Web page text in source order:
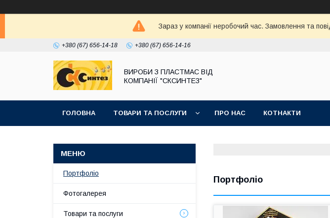
Зараз у компанії неробочий час. Замовлення та
+380 (67) 656-14-18 +380 (67) 656-14-16
ВИРОБИ З ПЛАСТМАС ВІД
КОМПАНІЇ "СКСИНТЕЗ"
ГОЛОВНА ТОВАРИ ТА ПОСЛУГИ ПРО НАС КОТНАКТИ
Портфоліо
Портфоліо
Фотогалерея
Товари та послуги